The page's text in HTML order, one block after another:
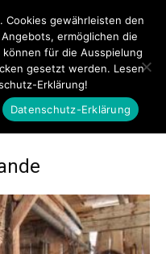
Cookies gewährleisten den
ermöglichen die
für die Ausspielung
gesetzt werden. Lesen
Erklärung!
Datenschutz-Erklärung